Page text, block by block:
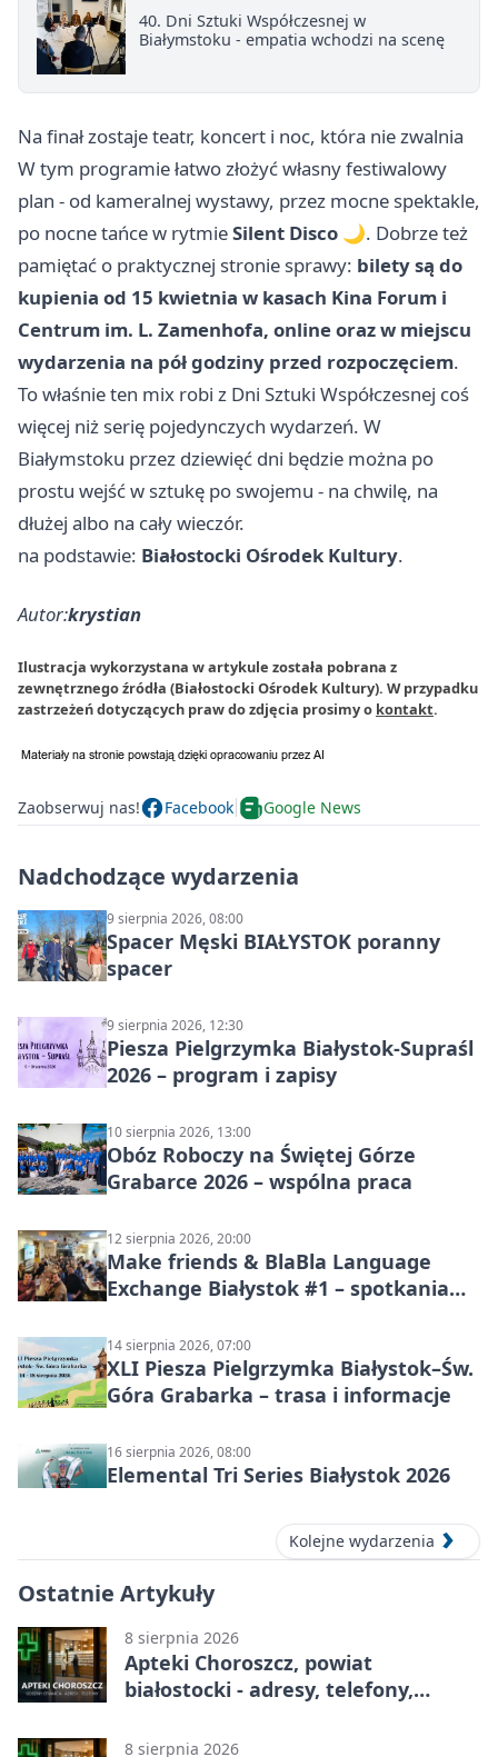
40. Dni Sztuki Współczesnej w
Białymstoku - empatia wchodzi na scenę
Na finał zostaje teatr, koncert i noc, która nie zwalnia
W tym programie łatwo złożyć własny festiwalowy
plan - od kameralnej wystawy, przez mocne spektakle,
po nocne tańce w rytmieSilent Disco 🌙. Dobrze też
pamiętać o praktycznej stronie sprawy: bilety są do
kupienia od 15 kwietnia w kasach Kina Forum i
Centrum im. L. Zamenhofa, online oraz w miejscu
wydarzenia na pół godziny przed rozpoczęciem.
To właśnie ten mix robi z Dni Sztuki Współczesnej coś
więcej niż serię pojedynczych wydarzeń. W
Białymstoku przez dziewięć dni będzie można po
prostu wejść w sztukę po swojemu - na chwilę, na
dłużej albo na cały wieczór.
na podstawie: Białostocki Ośrodek Kultury.
Autor:krystian
Ilustracja wykorzystana w artykule została pobrana z
zewnętrznego źródła (Białostocki Ośrodek Kultury). W przypadku
zastrzeżeń dotyczących praw do zdjęcia prosimy o kontakt.
Zaobserwuj nas! Facebook Google News
Nadchodzące wydarzenia
9 sierpnia 2026, 08:00
Spacer Męski BIAŁYSTOK poranny
spacer
9 sierpnia 2026, 12:30
Piesza Pielgrzymka Białystok-Supraśl
2026 – program i zapisy
10 sierpnia 2026, 13:00
Obóz Roboczy na Świętej Górze
Grabarce 2026 – wspólna praca
12 sierpnia 2026, 20:00
Make friends & BlaBla Language
Exchange Białystok #1 – spotkania
14 sierpnia 2026, 07:00
XLI Piesza Pielgrzymka Białystok–Św.
Góra Grabarka – trasa i informacje
16 sierpnia 2026, 08:00
Elemental Tri Series Białystok 2026
Kolejne wydarzenia
Ostatnie Artykuły
8 sierpnia 2026
Apteki Choroszcz, powiat
białostocki - adresy, telefony,
8 sierpnia 2026